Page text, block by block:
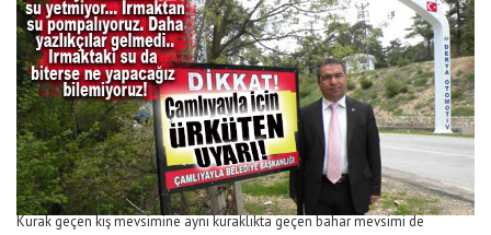
Kurak geçen kış mevsimine aynı kuraklıkta geçen bahar mevsimi de